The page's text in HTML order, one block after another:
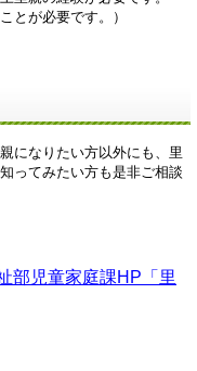
とが必要です。）
になりたい方以外にも、里
ってみたい方も是非ご相談
部児童家庭課HP「里